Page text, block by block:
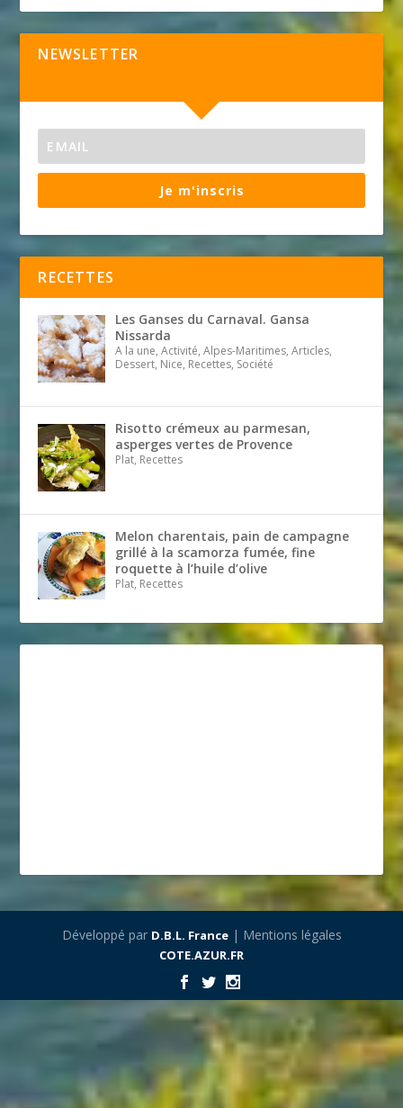
NEWSLETTER
Je m'inscris
RECETTES
Les Ganses du Carnaval. Gansa
Nissarda
A la une, Activité, Alpes-Maritimes, Articles,
Dessert, Nice, Recettes, Société
Risotto crémeux au parmesan,
asperges vertes de Provence
Plat, Recettes
Melon charentais, pain de campagne
grillé à la scamorza fumée, fine
roquette à l’huile d’olive
Plat, Recettes
Développé par D.B.L. France| Mentions légales
COTE.AZUR.FR